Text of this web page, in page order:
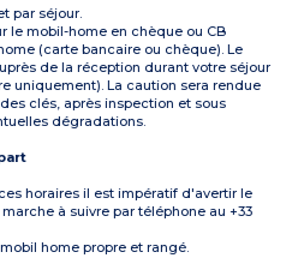
par séjour.
le mobil-home en chèque ou CB
(carte bancaire ou chèque). Le
de la réception durant votre séjour
uniquement). La caution sera rendue
clés, après inspection et sous
dégradations.
horaires il est impératif d'avertir le
à suivre par téléphone au +33
home propre et rangé.